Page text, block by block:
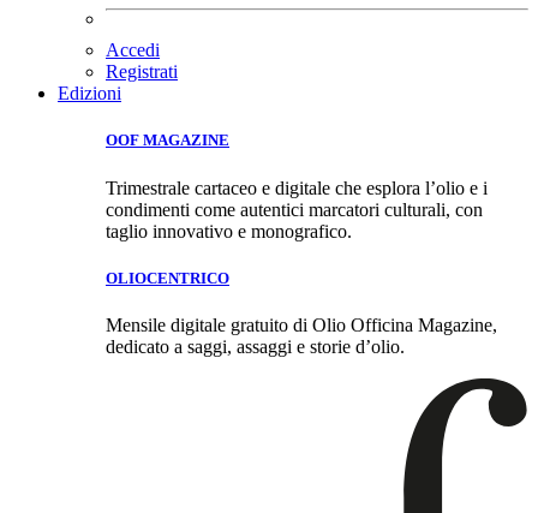
Accedi
Registrati
Edizioni
OOF MAGAZINE
Trimestrale cartaceo e digitale che esplora l’olio e i
condimenti come autentici marcatori culturali, con
taglio innovativo e monografico.
OLIOCENTRICO
Mensile digitale gratuito di Olio Officina Magazine,
dedicato a saggi, assaggi e storie d’olio.